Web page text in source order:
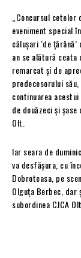
„Concursul cetelor
eveniment special
călușari ‘de
an se alătură ceata
remarcat și de
predecesorului
continuarea
de douăzeci și
Olt.
Iar seara de
va desfășura, cu
Dobroteasa, pe
Olguța Berbec, dar
subordinea CJCA